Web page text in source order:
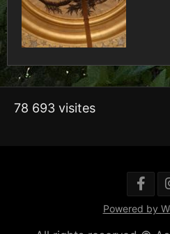
78 693 visites
Powered by